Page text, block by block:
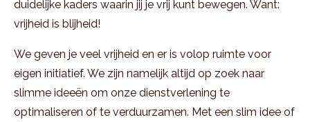
duidelijke kaders waarin jij je vrij kunt bewegen. Want:
vrijheid is blijheid!
We geven je veel vrijheid en er is volop ruimte voor
eigen initiatief. We zijn namelijk altijd op zoek naar
slimme ideeën om onze dienstverlening te
optimaliseren of te verduurzamen. Met een slim idee of